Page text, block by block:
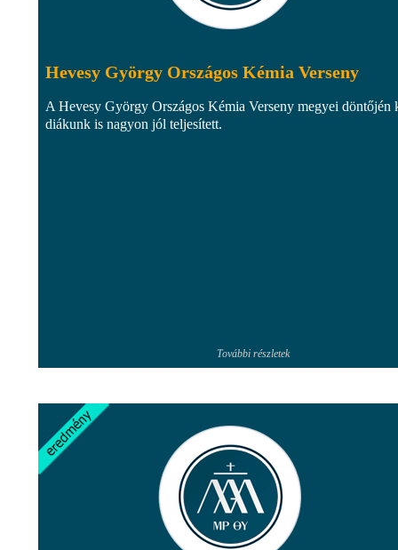
Hevesy György Országos Kémia Verseny
A Hevesy György Országos Kémia Verseny megyei döntőjén
diákunk is nagyon jól teljesített.
További részletek